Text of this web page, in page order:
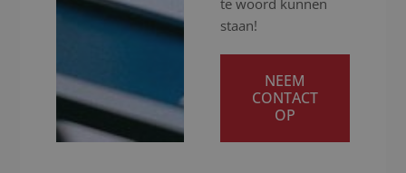
staan!
NEEM
CONTACT
OP